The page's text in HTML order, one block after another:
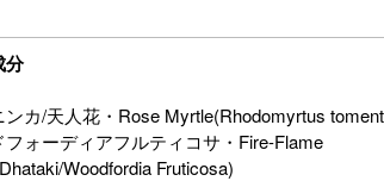
分
ンカ/天人花・Rose Myrtle(Rhodomyrtus
フォーディアフルティコサ・Fire-Flame
Woodfordia Fruticosa)